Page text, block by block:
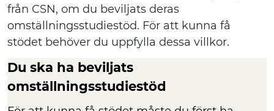
från CSN, om du beviljats deras
omställningsstudiestöd. För att kunna få
stödet behöver du uppfylla dessa villkor.
Du ska ha beviljats
omställningsstudiestöd